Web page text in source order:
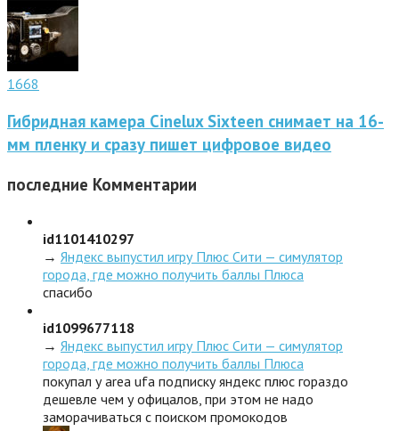
1668
Гибридная камера Cinelux Sixteen снимает на 16-
мм пленку и сразу пишет цифровое видео
последние Комментарии
id1101410297
→ Яндекс выпустил игру Плюс Сити — симулятор
города, где можно получить баллы Плюса
спасибо
id1099677118
→ Яндекс выпустил игру Плюс Сити — симулятор
города, где можно получить баллы Плюса
покупал у area ufa подписку яндекс плюс гораздо
дешевле чем у офицалов, при этом не надо
заморачиваться с поиском промокодов